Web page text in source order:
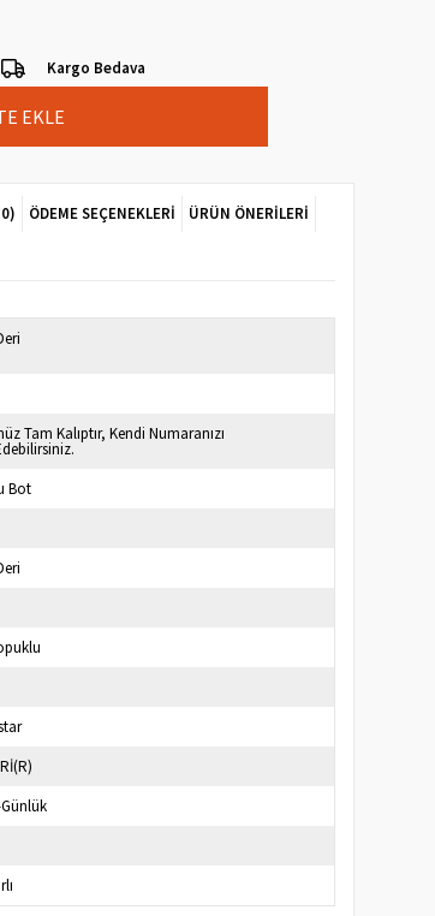
Kargo Bedava
ÖDEME SEÇENEKLERI
ÜRÜN ÖNERILERI
Tam Kalıptır, Kendi Numaranızı
Bot